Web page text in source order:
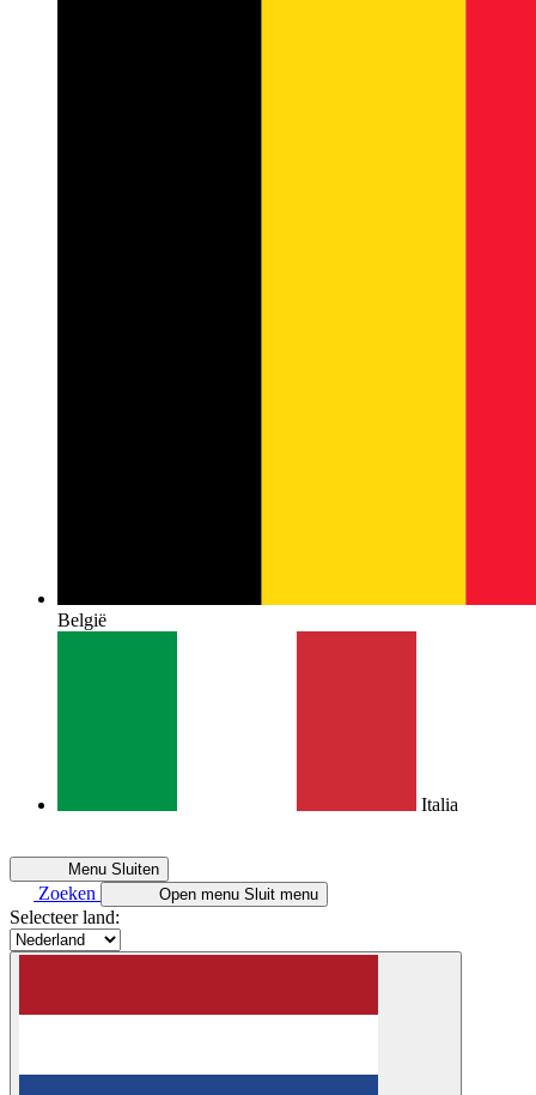
België
Italia
Menu Sluiten
Zoeken Open menu Sluit menu
Selecteer land: